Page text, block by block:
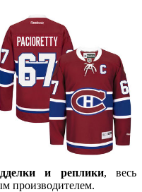
и реплики, весь
производителем.